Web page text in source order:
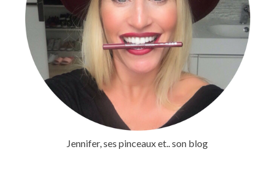
Jennifer, ses pinceaux et.. son blog